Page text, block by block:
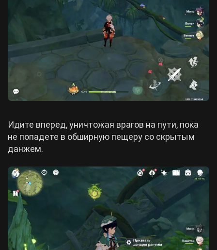
Идите вперед, уничтожая врагов на пути, пока
не попадете в обширную пещеру со скрытым
данжем.